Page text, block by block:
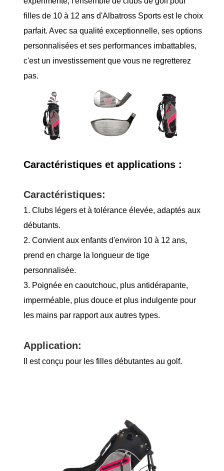
filles de 10 à 12 ans d'Albatross Sports est le choix
parfait. Avec sa qualité exceptionnelle, ses options
personnalisées et ses performances imbattables,
c'est un investissement que vous ne regretterez
pas.
Caractéristiques et applications :
Caractéristiques:
1. Clubs légers et à tolérance élevée, adaptés aux
débutants.
2. Convient aux enfants d'environ 10 à 12 ans,
prend en charge la longueur de tige
personnalisée.
3. Poignée en caoutchouc, plus antidérapante,
imperméable, plus douce et plus indulgente pour
les mains par rapport aux autres types.
Application:
Il est conçu pour les filles débutantes au golf.